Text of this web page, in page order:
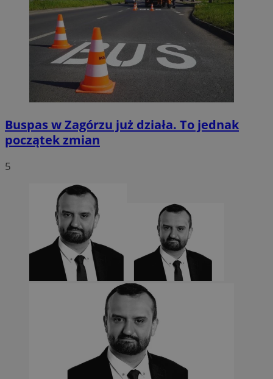
Buspas w Zagórzu już działa. To jednak
początek zmian
5